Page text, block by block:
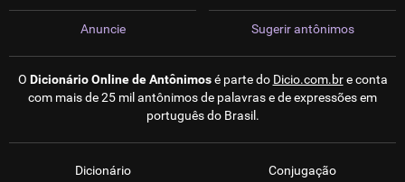
Anuncie Sugerir antônimos
O Dicionário Online de Antônimosé parte do Dicio.com.bre conta
com mais de 25 mil antônimos de palavras e de expressões em
português do Brasil.
Dicionário Conjugação